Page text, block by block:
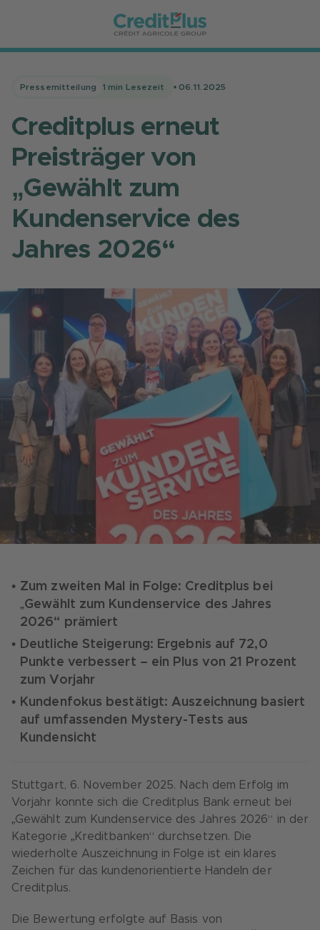
Pressemitteilung 1 min Lesezeit • 06.11.2025
Creditplus erneut
Preisträger von
„Gewählt zum
Kundenservice des
Jahres 2026“
Zum zweiten Mal in Folge: Creditplus bei
„Gewählt zum Kundenservice des Jahres
2026“ prämiert
Deutliche Steigerung: Ergebnis auf 72,0
Punkte verbessert – ein Plus von 21 Prozent
zum Vorjahr
Kundenfokus bestätigt: Auszeichnung basiert
auf umfassenden Mystery-Tests aus
Kundensicht
Stuttgart, 6. November 2025. Nach dem Erfolg im
Vorjahr konnte sich die Creditplus Bank erneut bei
„Gewählt zum Kundenservice des Jahres 2026“ in der
Kategorie „Kreditbanken“ durchsetzen. Die
wiederholte Auszeichnung in Folge ist ein klares
Zeichen für das kundenorientierte Handeln der
Creditplus.
Die Bewertung erfolgte auf Basis von